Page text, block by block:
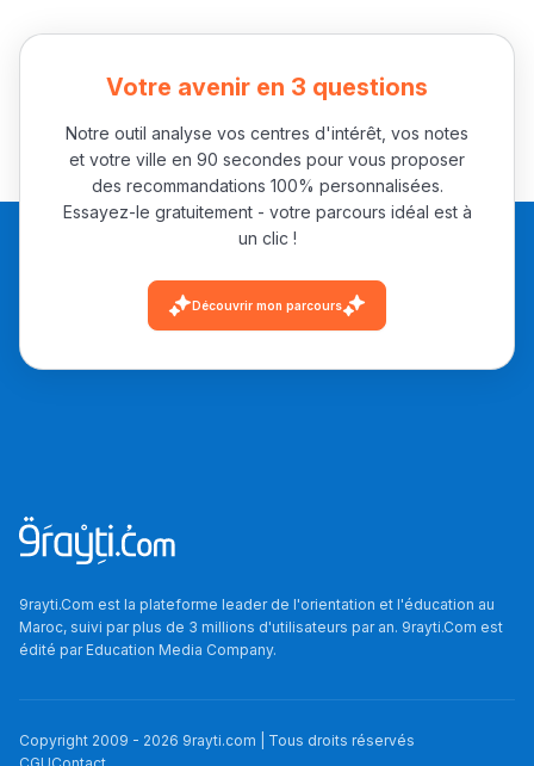
+ de 89 Interviews/Vidéos
دليل المهن
ما يزيد عن 149 مهنة
دليل التوجيه
التوجيه بالثانوي و الإعدادي
Ki Derti Liha
ومن الخارج، بشرى
Votre avenir en 3 questions
Notre outil analyse vos centres d'intérêt, vos notes
et votre ville en 90 secondes pour vous proposer
des recommandations 100% personnalisées.
Essayez-le gratuitement - votre parcours idéal est à
un clic !
Découvrir mon parcours
9rayti.Com est la plateforme leader de l'orientation et l'éducation au
Maroc, suivi par plus de 3 millions d'utilisateurs par an. 9rayti.Com est
édité parEducation Media Company.
Copyright 2009 - 2026 9rayti.com | Tous droits réservés